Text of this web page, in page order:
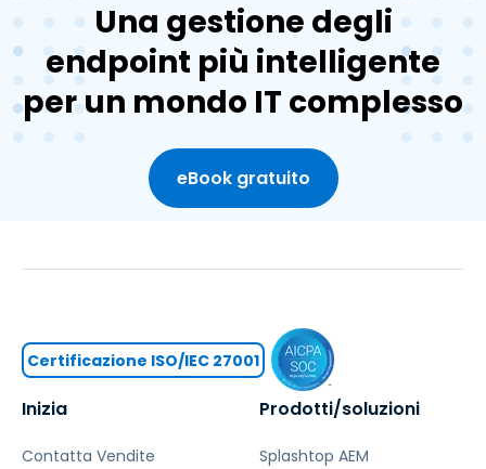
Una gestione degli
endpoint più intelligente
per un mondo IT complesso
eBook gratuito
Inizia
Contatta Vendite
Prodotti/soluzioni
Splashtop AEM
Certificazione ISO/IEC 27001